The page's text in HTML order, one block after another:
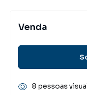
Venda
8 pessoas